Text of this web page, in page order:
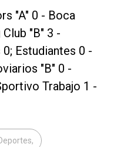
"A" 0 - Boca
"B" 3 -
Estudiantes 0 -
"B" 0 -
Trabajo 1 -